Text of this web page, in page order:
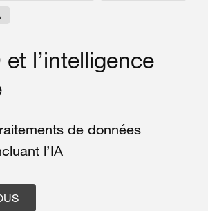
et l’intelligence
de données
l’IA